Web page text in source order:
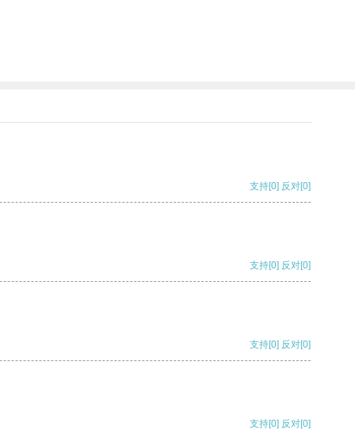
支持[0] 反对[0]
支持[0] 反对[0]
支持[0] 反对[0]
支持[0] 反对[0]